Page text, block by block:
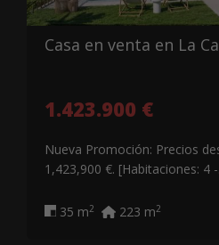
Casa en venta en La
1.423.900 €
Nueva Promoción: Precios
1,423,900 €. [Habitaciones: 4 -
35 m2 223 m2